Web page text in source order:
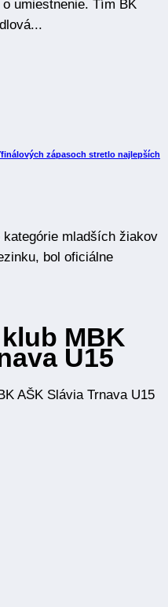
umiestnenie. Tím BK
zápasoch stretlo najlepších
mladších žiakov
bol oficiálne
MBK
U15
AŠK Slávia Trnava U15